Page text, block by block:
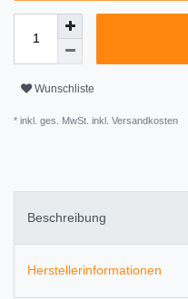
Wunschliste
* inkl. ges. MwSt. inkl. Versandkosten
Beschreibung
Herstellerinformationen